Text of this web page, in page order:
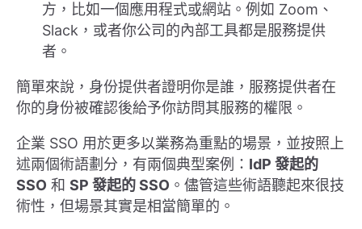
方，比如一個應用程式或網站。例如 Zoom、
Slack，或者你公司的內部工具都是服務提供
者。
簡單來說，身份提供者證明你是誰，服務提供者在
你的身份被確認後給予你訪問其服務的權限。
企業 SSO 用於更多以業務為重點的場景，並按照上
述兩個術語劃分，有兩個典型案例： IdP 發起的
SSO 和 SP 發起的 SSO 。儘管這些術語聽起來很技
術性，但場景其實是相當簡單的。